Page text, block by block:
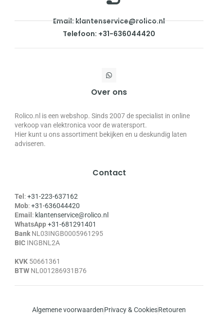
Email: klantenservice@rolico.nl
Telefoon: +31-636044420
Over ons
Rolico.nl is een webshop. Sinds 2007 de specialist in online
verkoop van elektronica voor de watersport.
Hier kunt u ons assortiment bekijken en u deskundig laten
adviseren.
Contact
Tel :+31-223-637162
Mob:+31-636044420
Email : klantenservice@rolico.nl
WhatsApp+31-681291401
BankNL03INGB0005961295
BIC INGBNL2A
KVK 50661361
BTW NL001286931B76
Algemene voorwaardenPrivacy & CookiesRetouren